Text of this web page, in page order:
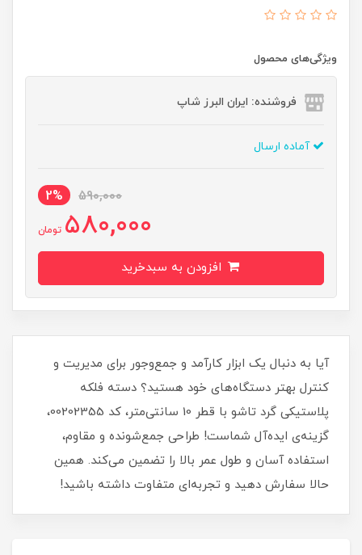
ویژگی‌های محصول
فروشنده: ایران البرز شاپ
آماده ارسال
590,000
2%
580,000 تومان
آیا به دنبال یک ابزار کارآمد و جمع‌وجور برای مدیریت و
کنترل بهتر دستگاه‌های خود هستید؟ دسته فلکه
پلاستیکی گرد تاشو با قطر 10 سانتی‌متر، کد 00202355،
گزینه‌ی ایده‌آل شماست! طراحی جمع‌شونده و مقاوم،
استفاده آسان و طول عمر بالا را تضمین می‌کند. همین
حالا سفارش دهید و تجربه‌ای متفاوت داشته باشید!